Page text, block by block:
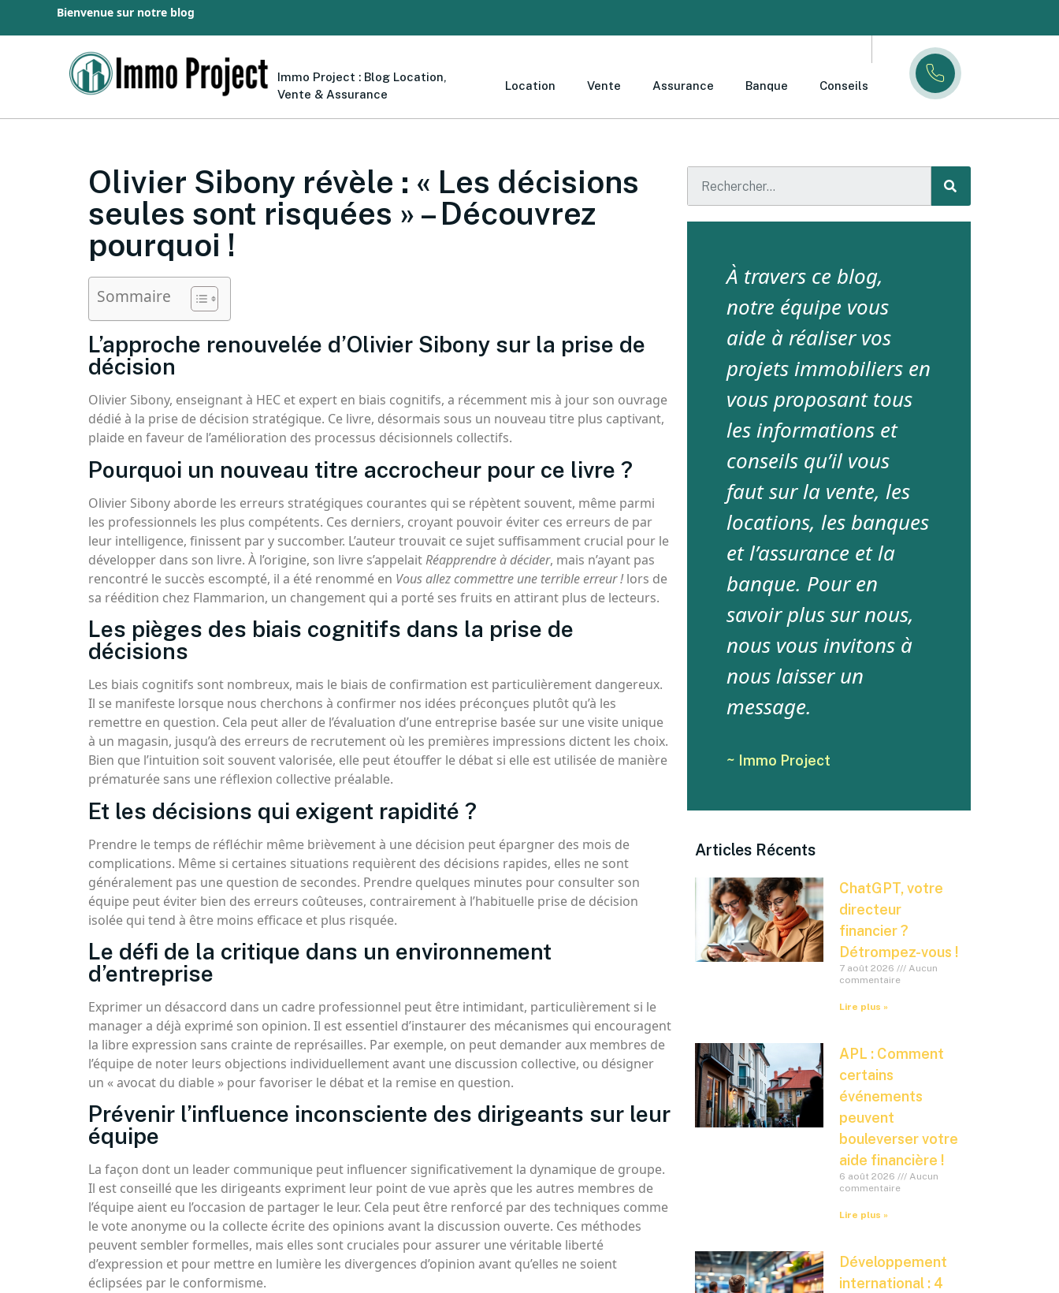
Bienvenue sur notre blog
Immo Project : Blog Location,
Vente & Assurance
Location Vente Assurance Banque Conseils
Olivier Sibony révèle : « Les décisions
seules sont risquées » – Découvrez
pourquoi !
Sommaire
L’approche renouvelée d’Olivier Sibony sur la prise de
décision
Olivier Sibony, enseignant à HEC et expert en biais cognitifs, a récemment mis à jour son ouvrage
dédié à la prise de décision stratégique. Ce livre, désormais sous un nouveau titre plus captivant,
plaide en faveur de l’amélioration des processus décisionnels collectifs.
Pourquoi un nouveau titre accrocheur pour ce livre ?
Olivier Sibony aborde les erreurs stratégiques courantes qui se répètent souvent, même parmi
les professionnels les plus compétents. Ces derniers, croyant pouvoir éviter ces erreurs de par
leur intelligence, finissent par y succomber. L’auteur trouvait ce sujet suffisamment crucial pour le
développer dans son livre. À l’origine, son livre s’appelaitRéapprendre à décider, mais n’ayant pas
rencontré le succès escompté, il a été renommé en Vous allez commettre une terrible erreur !lors de
sa réédition chez Flammarion, un changement qui a porté ses fruits en attirant plus de lecteurs.
Les pièges des biais cognitifs dans la prise de
décisions
Les biais cognitifs sont nombreux, mais le biais de confirmation est particulièrement dangereux.
Il se manifeste lorsque nous cherchons à confirmer nos idées préconçues plutôt qu’à les
remettre en question. Cela peut aller de l’évaluation d’une entreprise basée sur une visite unique
à un magasin, jusqu’à des erreurs de recrutement où les premières impressions dictent les choix.
Bien que l’intuition soit souvent valorisée, elle peut étouffer le débat si elle est utilisée de manière
prématurée sans une réflexion collective préalable.
Et les décisions qui exigent rapidité ?
Prendre le temps de réfléchir même brièvement à une décision peut épargner des mois de
complications. Même si certaines situations requièrent des décisions rapides, elles ne sont
généralement pas une question de secondes. Prendre quelques minutes pour consulter son
équipe peut éviter bien des erreurs coûteuses, contrairement à l’habituelle prise de décision
isolée qui tend à être moins efficace et plus risquée.
Le défi de la critique dans un environnement
d’entreprise
Exprimer un désaccord dans un cadre professionnel peut être intimidant, particulièrement si le
manager a déjà exprimé son opinion. Il est essentiel d’instaurer des mécanismes qui encouragent
la libre expression sans crainte de représailles. Par exemple, on peut demander aux membres de
l’équipe de noter leurs objections individuellement avant une discussion collective, ou désigner
un « avocat du diable » pour favoriser le débat et la remise en question.
Prévenir l’influence inconsciente des dirigeants sur leur
équipe
La façon dont un leader communique peut influencer significativement la dynamique de groupe.
Il est conseillé que les dirigeants expriment leur point de vue après que les autres membres de
l’équipe aient eu l’occasion de partager le leur. Cela peut être renforcé par des techniques comme
le vote anonyme ou la collecte écrite des opinions avant la discussion ouverte. Ces méthodes
peuvent sembler formelles, mais elles sont cruciales pour assurer une véritable liberté
d’expression et pour mettre en lumière les divergences d’opinion avant qu’elles ne soient
éclipsées par le conformisme.
À travers ce blog,
notre équipe vous
aide à réaliser vos
projets immobiliers en
vous proposant tous
les informations et
conseils qu’il vous
faut sur la vente, les
locations, les banques
et l’assurance et la
banque. Pour en
savoir plus sur nous,
nous vous invitons à
nous laisser un
message.
~ Immo Project
Articles Récents
ChatGPT, votre
directeur
financier ?
Détrompez-vous !
7 août 2026
Aucun
commentaire
Lire plus »
APL : Comment
certains
événements
peuvent
bouleverser votre
aide financière !
6 août 2026
Aucun
commentaire
Lire plus »
Développement
international : 4